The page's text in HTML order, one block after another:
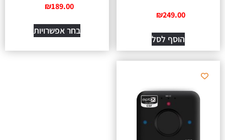
₪249.00
הוסף לסל
₪189.00
בחר אפשרויות